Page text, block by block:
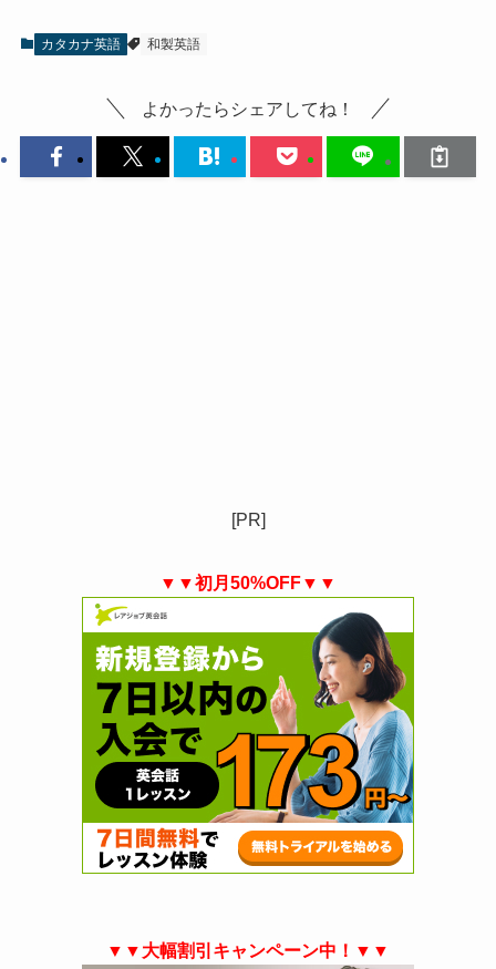
カタカナ英語 和製英語
よかったらシェアしてね！
[PR]
▼▼初月50%OFF▼▼
▼▼大幅割引キャンペーン中！▼▼